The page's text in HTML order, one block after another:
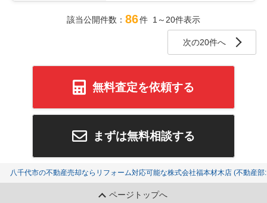
該当公開件数： 86件 1～20件表示
次の20件へ
無料査定を依頼する
まずは無料相談する
八千代市の不動産売却ならリフォーム対応可能な株式会社福本材木店 (不動産
ページトップへ